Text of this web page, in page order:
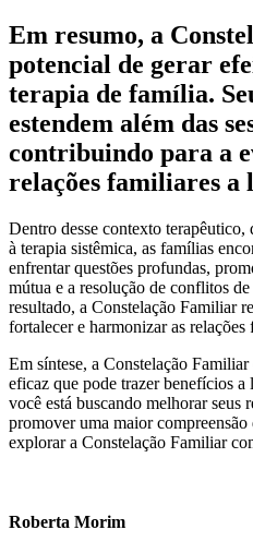
Em resumo, a
potencial de gerar
terapia de família.
estendem além das
contribuindo para a
relações familiares a
Dentro desse contexto terapêutico,
à terapia sistêmica, as famílias
enfrentar questões profundas,
mútua e a resolução de conflitos
resultado, a Constelação Familiar
fortalecer e harmonizar as relações
Em síntese, a Constelação
eficaz que pode trazer benefícios
você está buscando melhorar seus
promover uma maior
explorar a Constelação Familiar
Roberta Morim